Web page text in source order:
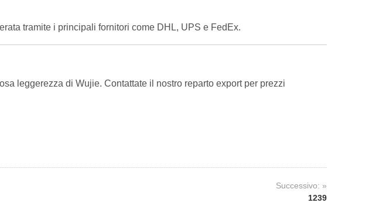
tramite i principali fornitori come DHL, UPS e FedEx.
leggerezza di Wujie. Contattate il nostro reparto export per prezzi
Successivo: »
1239